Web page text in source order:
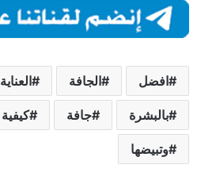
افضل الجافة العناية
بالبشرة جافة كيفية
وتبيضها